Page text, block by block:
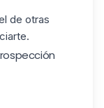
de otras